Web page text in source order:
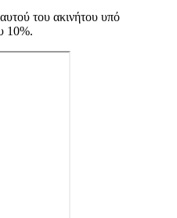
του ακινήτου υπό
10%.